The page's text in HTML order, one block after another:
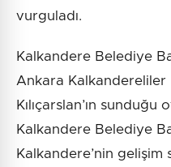
vurguladı.
Kalkandere Belediye
Ankara Kalkandereliler
Kılıçarslan’ın
Kalkandere Belediye
Kalkandere’nin gelişim